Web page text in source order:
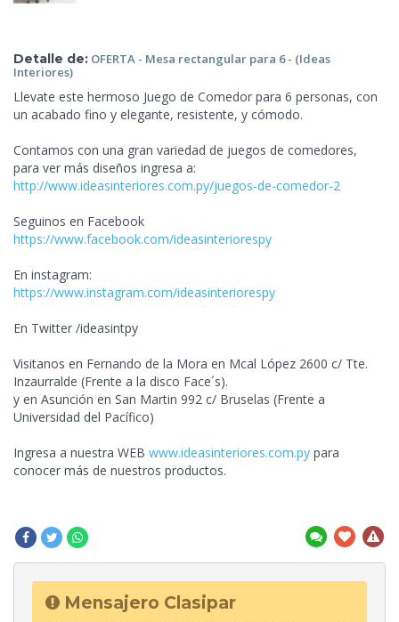
Detalle de: OFERTA - Mesa rectangular para 6 - (Ideas
Interiores)
Llevate este hermoso Juego de Comedor para 6 personas, con
un acabado fino y elegante, resistente, y cómodo.
Contamos con una gran variedad de juegos de comedores,
para ver más diseños ingresa a:
http://www.ideasinteriores.com.py/juegos-de-comedor-2
Seguinos en Facebook
https://www.facebook.com/ideasinteriorespy
En instagram:
https://www.instagram.com/ideasinteriorespy
En Twitter /ideasintpy
Visitanos en Fernando de la Mora en Mcal López 2600 c/ Tte.
Inzaurralde (Frente a la disco Face´s).
y en Asunción en San Martin 992 c/ Bruselas (Frente a
Universidad del Pacífico)
Ingresa a nuestra WEB www.ideasinteriores.com.py para
conocer más de nuestros productos.
Mensajero Clasipar